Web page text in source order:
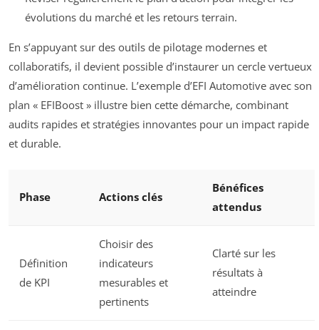
évolutions du marché et les retours terrain.
En s’appuyant sur des outils de pilotage modernes et
collaboratifs, il devient possible d’instaurer un cercle vertueux
d’amélioration continue. L’exemple d’EFI Automotive avec son
plan « EFIBoost » illustre bien cette démarche, combinant
audits rapides et stratégies innovantes pour un impact rapide
et durable.
Phase Actions clés
Bénéfices
attendus
Définition
de KPI
Choisir des
indicateurs
mesurables et
pertinents
Clarté sur les
résultats à
atteindre